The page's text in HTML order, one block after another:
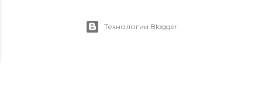
Технологии Blogger